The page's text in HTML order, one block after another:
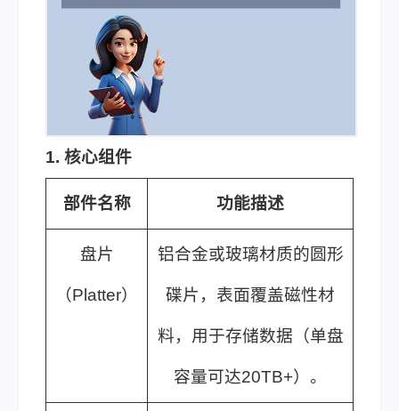
1. 核心组件
部件名称 功能描述
盘片
（Platter）
铝合金或玻璃材质的圆形
碟片，表面覆盖磁性材
料，用于存储数据（单盘
容量可达20TB+）。